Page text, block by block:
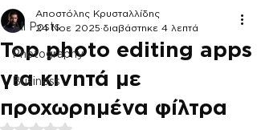
All Posts
Photography
Business
Top photo editing apps
για κινητά με
προχωρημένα φίλτρα
Αποστόλης Κρυσταλλίδης
24 Νοε 2025 διαβάστηκε 4 λεπτά